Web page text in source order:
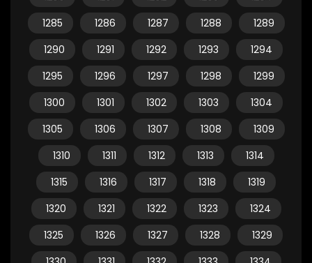
1285
1286 1287 1288
1289
1290
1291 1292 1293
1294
1295
1296 1297 1298
1299
1300
1301 1302 1303
1304
1305
1306 1307 1308
1309
1310
1311 1312 1313
1314
1315
1316 1317 1318
1319
1320
1321 1322 1323
1324
1325
1326 1327 1328
1329